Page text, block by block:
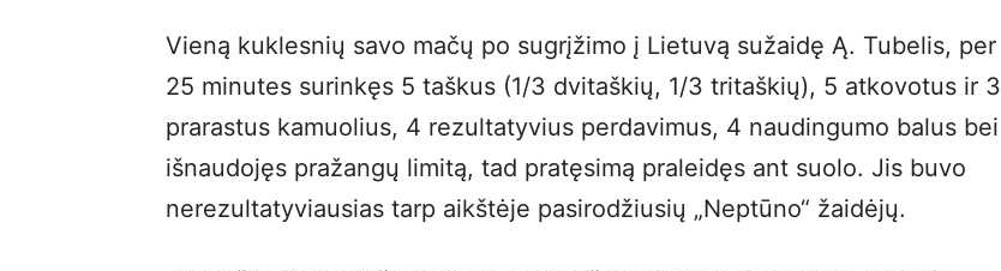
Vieną kuklesnių savo mačų po sugrįžimo į Lietuvą sužaidę Ą. Tubelis, per
25 minutes surinkęs 5 taškus (1/3 dvitaškių, 1/3 tritaškių), 5 atkovotus ir 3
prarastus kamuolius, 4 rezultatyvius perdavimus, 4 naudingumo balus bei
išnaudojęs pražangų limitą, tad pratęsimą praleidęs ant suolo. Jis buvo
nerezultatyviausias tarp aikštėje pasirodžiusių „Neptūno“ žaidėjų.